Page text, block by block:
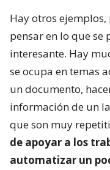
Hay otros
pensar en lo que se
interesante. Hay
se ocupa en temas
un documento,
información de un
que son muy
de apoyar a los
automatizar un